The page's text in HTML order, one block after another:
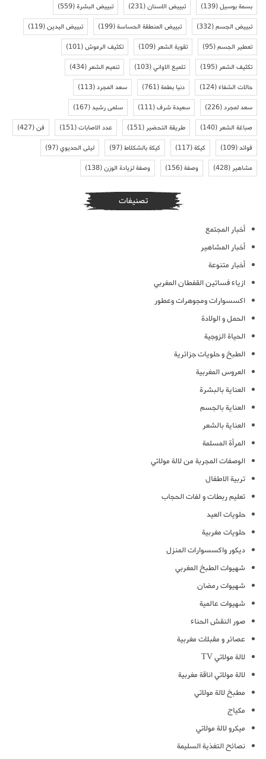
بسمة بوسيل(139) تبييض الاسنان(231) تبييض البشرة(559)
تبييض الجسم(332) تبييض المنطقة الحساسة(199) تبييض اليدين(119)
تعطير الجسم(95) تقوية الشعر(109) تكثيف الرموش(101)
تكثيف الشعر(195) تلميع الاواني(103) تنعيم الشعر(434)
حالات الشفاء(124) دنيا بطمة(761) سعد المجرد(113)
سعد لمجرد(226) سعيدة شرف(111) سلمى رشيد(167)
صباغة الشعر(140) طريقة التحضير(151) عدد الاصابات(151) فن(427)
فوائد(109) كيكة(117) كيكة بالشكلاط(97) ليلى الحديوي(97)
مشاهير(428) وصفة(156) وصفة لزيادة الوزن(138)
تصنيفات
أخبار المجتمع
أخبار المشاهير
أخبار متنوعة
ازياء فساتين القفطان المغربي
اكسسوارات ومجوهرات وعطور
الحمل و الولادة
الحياة الزوجية
الطبخ و حلويات جزائرية
العروس المغربية
العناية بالبشرة
العناية بالجسم
العناية بالشعر
المرأة المسلمة
الوصفات المجربة من لالة مولاتي
تربية الاطفال
تعليم ربطات و لفات الحجاب
حلويات العيد
حلويات مغربية
ديكور واكسسوارات المنزل
شهيوات الطبخ المغربي
شهيوات رمضان
شهيوات عالمية
صور النقش الحناء
عصائر و مقبلات مغربية
لالة مولاتي TV
لالة مولاتي اناقة مغربية
مطبخ لالة مولاتي
مكياج
ميكرو لالة مولاتي
نصائح التغذية السليمة